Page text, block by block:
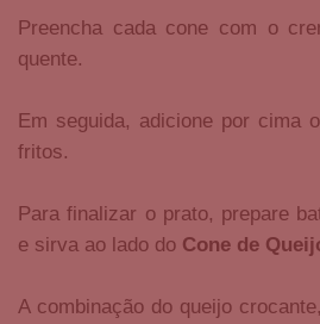
Preencha cada cone com o
quente.
Em seguida, adicione por cima
fritos.
Para finalizar o prato, prepare
e sirva ao lado do Cone de
A combinação do queijo